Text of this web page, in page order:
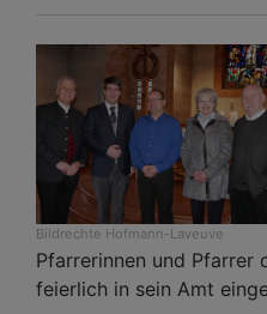
Bildrechte Hofmann-Laveuve
Pfarrerinnen und Pfarrer
feierlich in sein Amt